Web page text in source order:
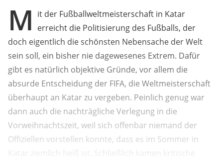
M it der Fußballweltmeisterschaft in Katar
erreicht die Politisierung des Fußballs, der
doch eigentlich die schönsten Nebensache der Welt
sein soll, ein bisher nie dagewesenes Extrem. Dafür
gibt es natürlich objektive Gründe, vor allem die
absurde Entscheidung der FIFA, die Weltmeisterschaft
überhaupt an Katar zu vergeben. Peinlich genug war
dann auch die nachträgliche Verlegung in die
Vorweihnachtszeit, weil sich offenbar niemand der
Offiziellen vorstellen konnte, dass es im Sommer in
Katar ziemlich heiß ist. Schließlich kamen kritische